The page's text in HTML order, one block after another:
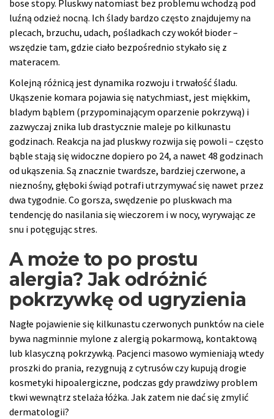
bose stopy. Pluskwy natomiast bez problemu wchodzą pod
luźną odzież nocną. Ich ślady bardzo często znajdujemy na
plecach, brzuchu, udach, pośladkach czy wokół bioder –
wszędzie tam, gdzie ciało bezpośrednio stykało się z
materacem.
Kolejną różnicą jest dynamika rozwoju i trwałość śladu.
Ukąszenie komara pojawia się natychmiast, jest miękkim,
bladym bąblem (przypominającym oparzenie pokrzywą) i
zazwyczaj znika lub drastycznie maleje po kilkunastu
godzinach. Reakcja na jad pluskwy rozwija się powoli – często
bąble stają się widoczne dopiero po 24, a nawet 48 godzinach
od ukąszenia. Są znacznie twardsze, bardziej czerwone, a
nieznośny, głęboki świąd potrafi utrzymywać się nawet przez
dwa tygodnie. Co gorsza, swędzenie po pluskwach ma
tendencję do nasilania się wieczorem i w nocy, wyrywając ze
snu i potęgując stres.
A może to po prostu
alergia? Jak odróżnić
pokrzywkę od ugryzienia
Nagłe pojawienie się kilkunastu czerwonych punktów na ciele
bywa nagminnie mylone z alergią pokarmową, kontaktową
lub klasyczną pokrzywką. Pacjenci masowo wymieniają wtedy
proszki do prania, rezygnują z cytrusów czy kupują drogie
kosmetyki hipoalergiczne, podczas gdy prawdziwy problem
tkwi wewnątrz stelaża łóżka. Jak zatem nie dać się zmylić
dermatologii?